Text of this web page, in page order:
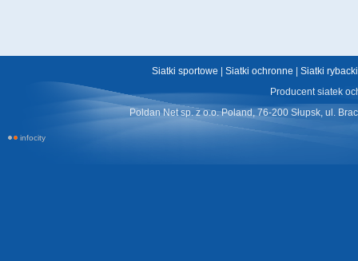
Siatki sportowe Siatki ochronne
Siatki
Producent siatek
Poldan Net sp. z o.o. Poland, 76-200 Słupsk, ul.
infocity